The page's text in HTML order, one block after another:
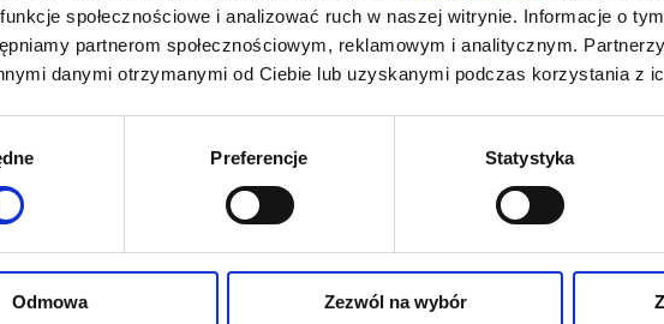
społecznościowe i analizować ruch w naszej witrynie. Informacje o
partnerom społecznościowym, reklamowym i analitycznym.
danymi otrzymanymi od Ciebie lub uzyskanymi podczas korzystania z
Preferencje Statystyka
Odmowa Zezwól na wybór